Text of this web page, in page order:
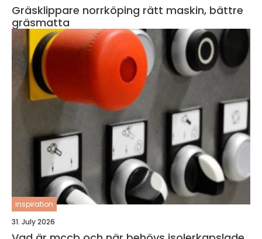
Gräsklippare norrköping rätt maskin, bättre
gräsmatta
inspiration
31. July 2026